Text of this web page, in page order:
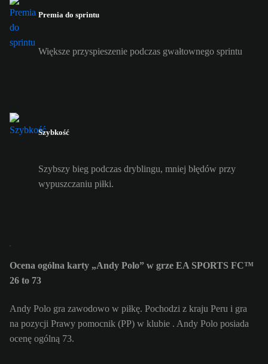
Premia do sprintu
Większe przyspieszenie podczas gwałtownego sprintu
Szybkość
Szybszy bieg podczas dryblingu, mniej błędów przy
wypuszczaniu piłki.
Ocena ogólna karty „Andy Polo” w grze EA SPORTS FC™
26 to 73
Andy Polo gra zawodowo w piłkę. Pochodzi z kraju Peru i gra
na pozycji Prawy pomocnik (PP) w klubie . Andy Polo posiada
ocenę ogólną 73.